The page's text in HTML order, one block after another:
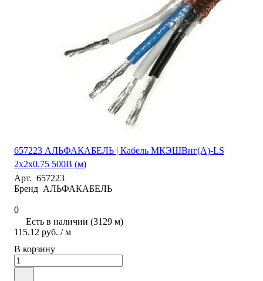
657223 АЛЬФАКАБЕЛЬ | Кабель МКЭШВнг(А)-LS
2х2х0.75 500В (м)
Арт. 657223
Бренд АЛЬФАКАБЕЛЬ
0
Есть в наличии (3129 м)
115.12 руб. / м
В корзину